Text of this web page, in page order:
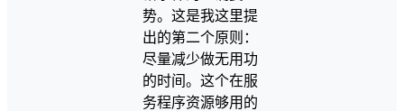
势。这是我这里提
出的第二个原则：
尽量减少做无用功
的时间。这个在服
务程序资源够用的